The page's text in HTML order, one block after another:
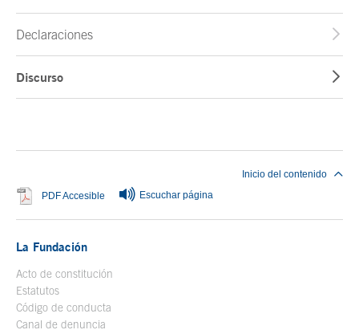
Declaraciones
Discurso
PDF Accesible Se abre en ventana nueva
Escuchar página
Inicio del contenido
La Fundación
Acto de constitución
Estatutos
Código de conducta
Canal de denuncia